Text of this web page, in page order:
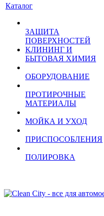
Каталог
ЗАЩИТА
ПОВЕРХНОСТЕЙ
КЛИНИНГ И
БЫТОВАЯ ХИМИЯ
ОБОРУДОВАНИЕ
ПРОТИРОЧНЫЕ
МАТЕРИАЛЫ
МОЙКА И УХОД
ПРИСПОСОБЛЕНИЯ
ПОЛИРОВКА